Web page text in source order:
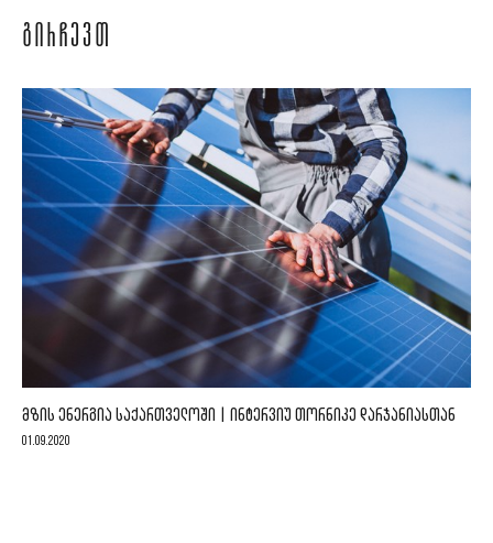
ᲒᲘᲠᲩᲔᲕᲗ
ᲛᲖᲘᲡ ᲔᲜᲔᲠᲒᲘᲐ ᲡᲐᲥᲐᲠᲗᲕᲔᲚᲝᲨᲘ | ᲘᲜᲢᲔᲠᲕᲘᲣ ᲗᲝᲠᲜᲘᲙᲔ ᲓᲐᲠᲯᲐᲜᲘᲐᲡᲗᲐᲜ
01.09.2020